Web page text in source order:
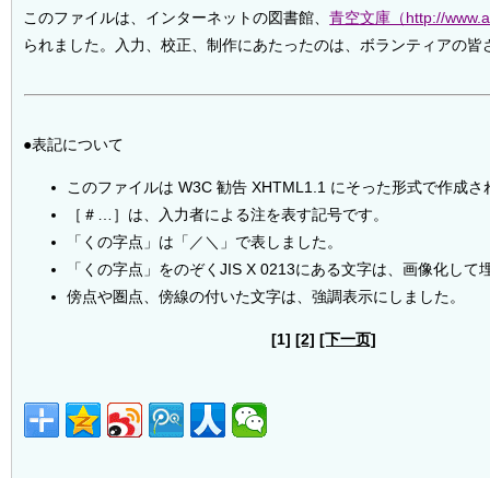
このファイルは、インターネットの図書館、青空文庫（http://
られました。入力、校正、制作にあたったのは、ボランティアの皆
●表記について
このファイルは W3C 勧告 XHTML1.1 にそった形式で作成さ
［＃…］は、入力者による注を表す記号です。
「くの字点」は「／＼」で表しました。
「くの字点」をのぞくJIS X 0213にある文字は、画像化して
傍点や圏点、傍線の付いた文字は、強調表示にしました。
[1][2] [下一页]